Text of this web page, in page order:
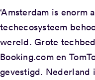
‘Amsterdam is enorm
techecosysteem
wereld. Grote
Booking.com en
gevestigd. Nederland